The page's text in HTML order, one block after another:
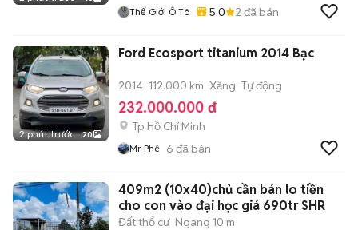
Thế Giới Ô Tô 5.0 2 đã bán
2 phút trước 20
Ford Ecosport titanium 2014 Bạc
2014 112.000 km Xăng Tự động
232.000.000 đ
Tp Hồ Chí Minh
Mr Phê 6 đã bán
409m2 (10x40)chủ cần bán lo tiền
cho con vào đại học giá 690tr SHR
Đất thổ cư Ngang 10 m